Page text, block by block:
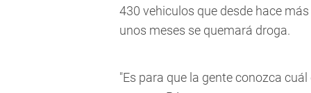
430 vehiculos que desde hace
unos meses se quemará droga.
"Es para que la gente conozca